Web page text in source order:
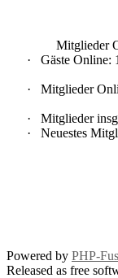
Mitglieder
·
Gäste Online: 1
· Mitglieder
·
Mitglieder
·
Neuestes
Powered by PHP-
Released as free